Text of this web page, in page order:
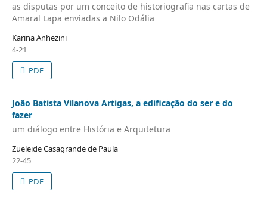
as disputas por um conceito de historiografia nas cartas de
Amaral Lapa enviadas a Nilo Odália
Karina Anhezini
4-21
PDF
João Batista Vilanova Artigas, a edificação do ser e do
fazer
um diálogo entre História e Arquitetura
Zueleide Casagrande de Paula
22-45
PDF